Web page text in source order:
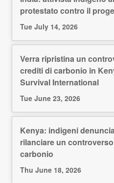
protestato contro il
Tue July 14, 2026
Verra ripristina un
crediti di carbonio in
Survival International
Tue June 23, 2026
Kenya: indigeni
rilanciare un
carbonio
Thu June 18, 2026